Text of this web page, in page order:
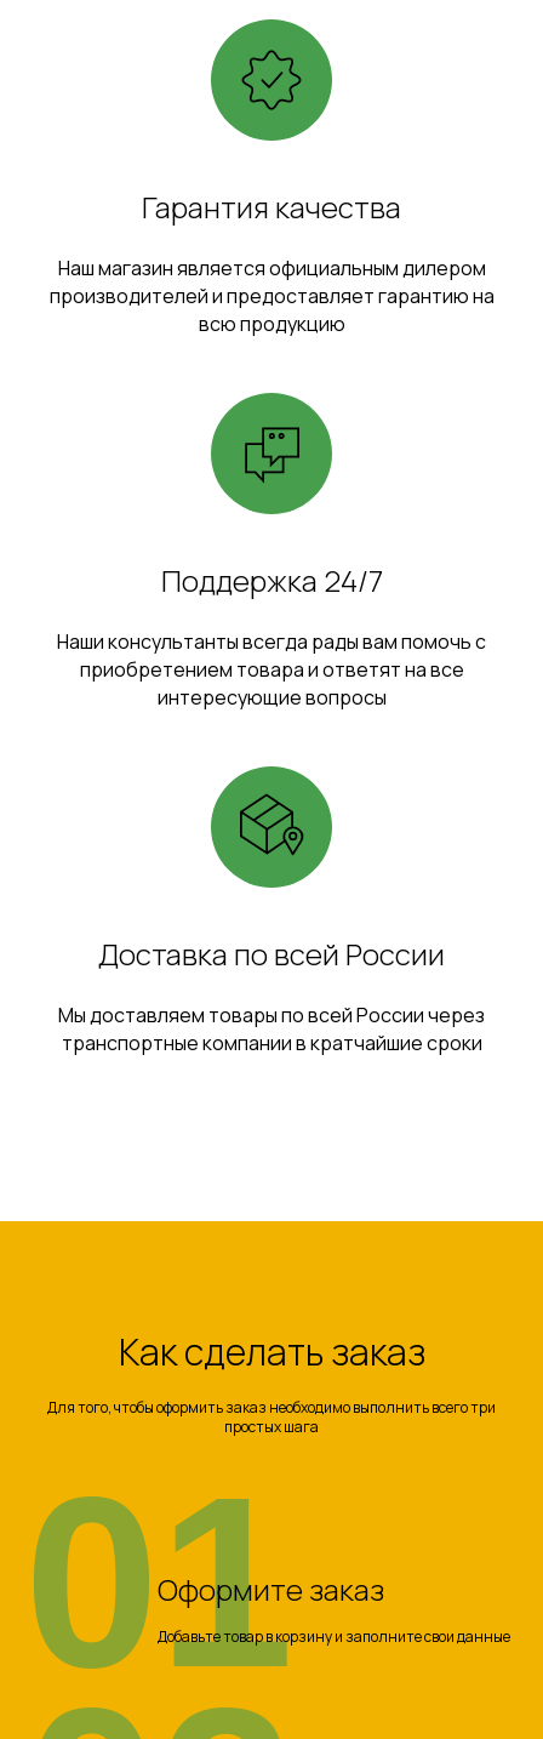
Гарантия качества
Наш магазин является официальным дилером
производителей и предоставляет гарантию на
всю продукцию
Поддержка 24/7
Наши консультанты всегда рады вам помочь с
приобретением товара и ответят на все
интересующие вопросы
Доставка по всей России
Мы доставляем товары по всей России через
транспортные компании в кратчайшие сроки
Как сделать заказ
Для того, чтобы оформить заказ необходимо выполнить всего три
простых шага
Оформите заказ
Добавьте товар в корзину и заполните свои данные
01